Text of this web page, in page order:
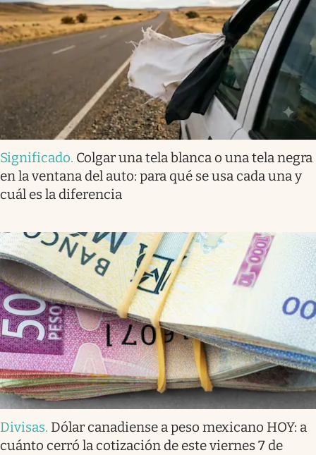
Significado. Colgar una tela blanca o una tela negra
en la ventana del auto: para qué se usa cada una y
cuál es la diferencia
Divisas. Dólar canadiense a peso mexicano HOY: a
cuánto cerró la cotización de este viernes 7 de